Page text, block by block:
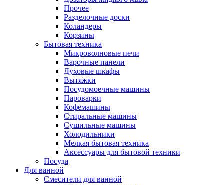
Прочее
Разделочные доски
Коландеры
Корзины
Бытовая техника
Микроволновые печи
Варочные панели
Духовые шкафы
Вытяжки
Посудомоечные машины
Пароварки
Кофемашины
Стиральные машины
Сушильные машины
Холодильники
Мелкая бытовая техника
Аксессуары для бытовой техники
Посуда
Для ванной
Смесители для ванной